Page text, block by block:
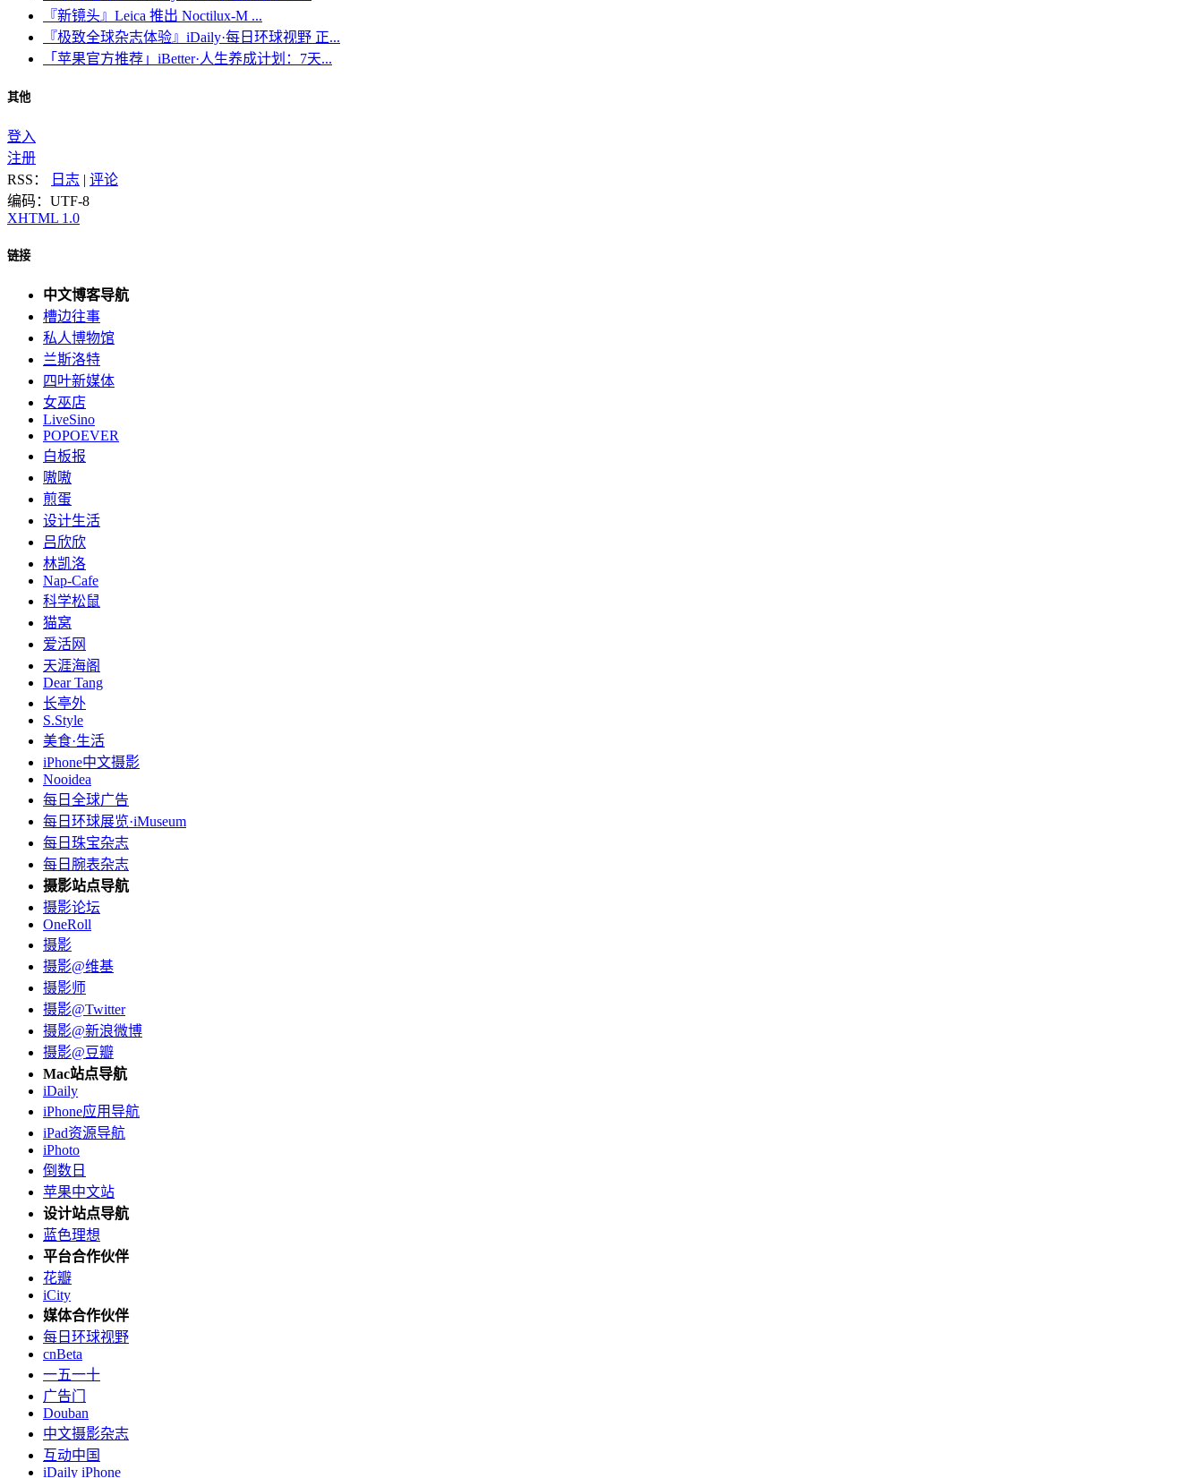
『新镜头』Leica 推出 Noctilux-M ...
『极致全球杂志体验』iDaily·每日环球视野 正...
「苹果官方推荐」iBetter·人生养成计划：7天...
其他
登入
注册
RSS：
日志 | 评论
编码：UTF-8
XHTML 1.0
链接
中文博客导航
槽边往事
私人博物馆
兰斯洛特
四叶新媒体
女巫店
LiveSino
POPOEVER
白板报
嗷嗷
煎蛋
设计生活
吕欣欣
林凯洛
Nap-Cafe
科学松鼠
猫窝
爱活网
天涯海阁
Dear Tang
长亭外
S.Style
美食·生活
iPhone中文摄影
Nooidea
每日全球广告
每日环球展览·iMuseum
每日珠宝杂志
每日腕表杂志
摄影站点导航
摄影论坛
OneRoll
摄影
摄影@维基
摄影师
摄影@Twitter
摄影@新浪微博
摄影@豆瓣
Mac站点导航
iDaily
iPhone应用导航
iPad资源导航
iPhoto
倒数日
苹果中文站
设计站点导航
蓝色理想
平台合作伙伴
花瓣
iCity
媒体合作伙伴
每日环球视野
cnBeta
一五一十
广告门
Douban
中文摄影杂志
互动中国
iDaily iPhone